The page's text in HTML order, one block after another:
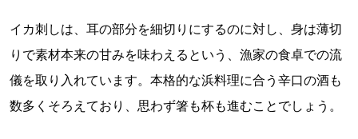
イカ刺しは、耳の部分を細切りにするのに対し、身は薄切
りで素材本来の甘みを味わえるという、漁家の食卓での流
儀を取り入れています。本格的な浜料理に合う辛口の酒も
数多くそろえており、思わず箸も杯も進むことでしょう。